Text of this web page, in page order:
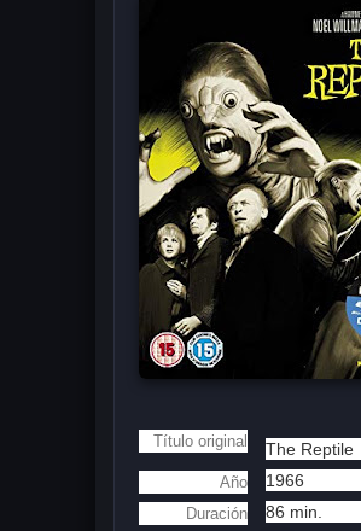
Título original The Reptile
Año 1966
Duración 86 min.